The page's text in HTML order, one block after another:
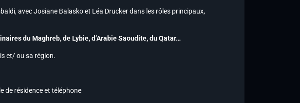
avec Josiane Balasko et Léa Drucker dans les rôles principaux,
du Maghreb, de Lybie, d’Arabie Saoudite, du Qatar…
et/ ou sa région.
de résidence et téléphone